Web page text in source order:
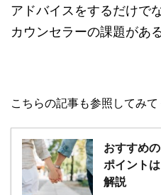
アドバイスをするだけで
カウンセラーの課題があ
こちらの記事も参照してみて
おすすめ
ポイント
解説